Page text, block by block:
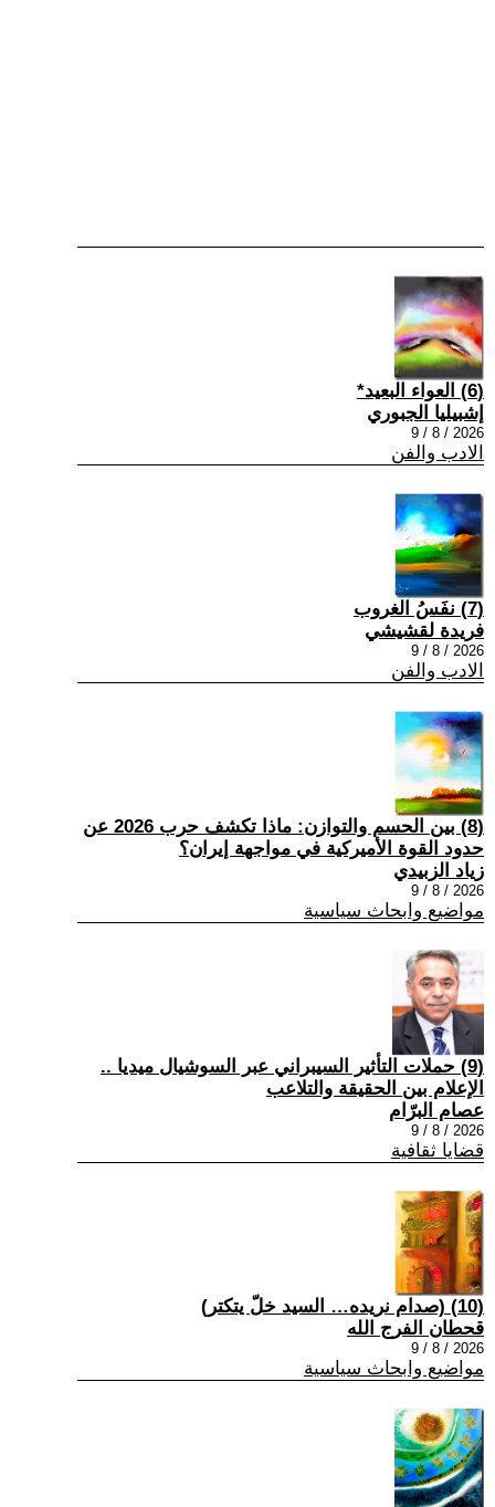
(6) العواء البعيد*
إشبيليا الجبوري
2026 / 8 / 9
الادب والفن
(7) نفَسُ الغروب
فريدة لقشيشي
2026 / 8 / 9
الادب والفن
(8) بين الحسم والتوازن: ماذا تكشف حرب 2026 عن
حدود القوة الأميركية في مواجهة إيران؟
زياد الزبيدي
2026 / 8 / 9
مواضيع وابحاث سياسية
(9) حملات التأثير السيبراني عبر السوشيال ميديا ..
الإعلام بين الحقيقة والتلاعب
عصام البرّام
2026 / 8 / 9
قضايا ثقافية
(10) (صدام نريده… السيد خلّ يتكتر)
قحطان الفرج الله
2026 / 8 / 9
مواضيع وابحاث سياسية